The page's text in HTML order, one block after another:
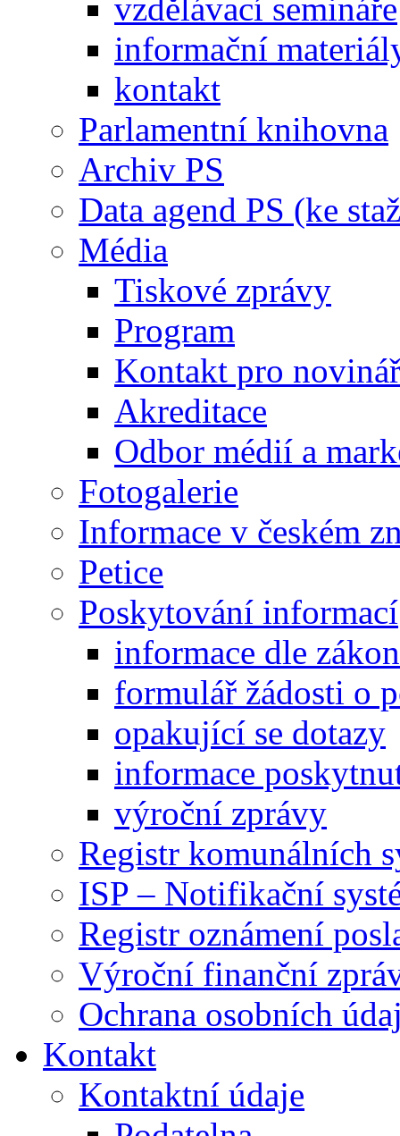
vzdělávací semináře
informační
kontakt
Parlamentní knihovna
Archiv PS
Data agend PS (ke
Média
Tiskové zprávy
Program
Kontakt pro
Akreditace
Odbor médií a
Fotogalerie
Informace v českém
Petice
Poskytování informací
informace dle
formulář žádosti o
opakující se dotazy
informace
výroční zprávy
Registr komunálních
ISP – Notifikační
Registr oznámení
Výroční finanční
Ochrana osobních
Kontakt
Kontaktní údaje